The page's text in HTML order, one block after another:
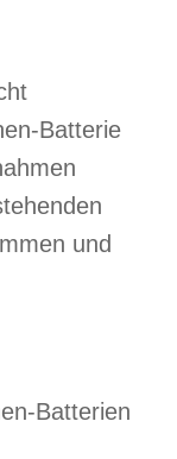
Batterie
und